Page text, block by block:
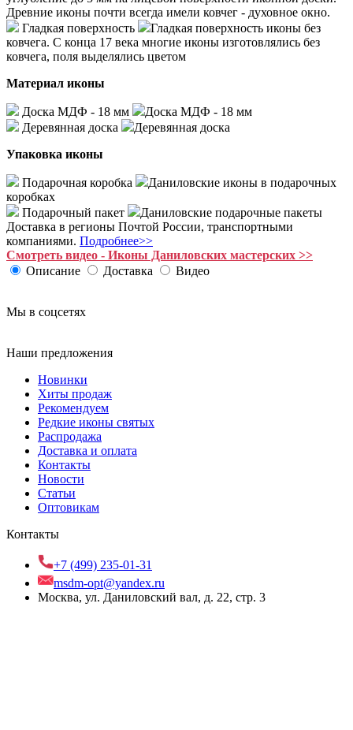
Древние иконы почти всегда имели ковчег - духовное окно.
Гладкая поверхность
Гладкая поверхность иконы без
ковчега. С конца 17 века многие иконы изготовлялись без
ковчега, поля выделялись цветом
Материал иконы
Доска МДФ - 18 мм
Доска МДФ - 18 мм
Деревянная доска
Деревянная доска
Упаковка иконы
Подарочная коробка
Даниловские иконы в подарочных
коробках
Подарочный пакет
Даниловские подарочные пакеты
Доставка в регионы Почтой России, транспортными
компаниями. Подробнее>>
Смотреть видео - Иконы Даниловских мастерских >>
Описание
Доставка Видео
Мы в соцсетях
Наши предложения
Новинки
Хиты продаж
Рекомендуем
Редкие иконы святых
Распродажа
Доставка и оплата
Контакты
Новости
Статьи
Оптовикам
Контакты
+7 (499) 235-01-31
msdm-opt@yandex.ru
Москва, ул. Даниловский вал, д. 22, стр. 3